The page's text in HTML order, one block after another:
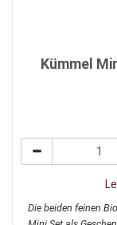
Kümmel
Die beiden feinen